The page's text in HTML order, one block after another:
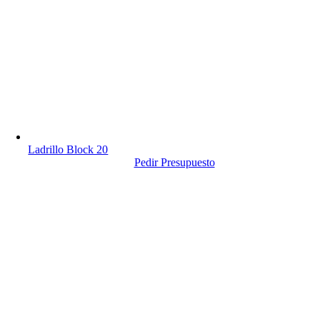
Ladrillo Block 20
Pedir Presupuesto